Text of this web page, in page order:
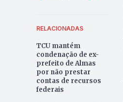
RELACIONADAS
TCU mantém
condenação de ex-
prefeito de Almas
por não prestar
contas de recursos
federais